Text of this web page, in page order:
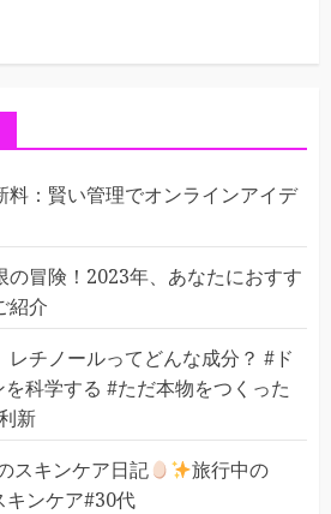
料：賢い管理でオンラインアイデ
の冒険！2023年、あなたにおすす
紹介
レチノールってどんな成分？ #ド
科学する #ただ本物をつくった
新
スキンケア日記
旅行中の
キンケア#30代